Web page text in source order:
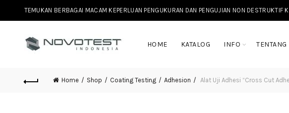
TEMUKAN BERBAGAI MACAM KEPERLUAN PENGUKURAN DAN PENGUJIAN NON
HOME KATALOG INFO
Home Shop Coating Testing Adhesion Alat Uji Adhesi “Cross Cut